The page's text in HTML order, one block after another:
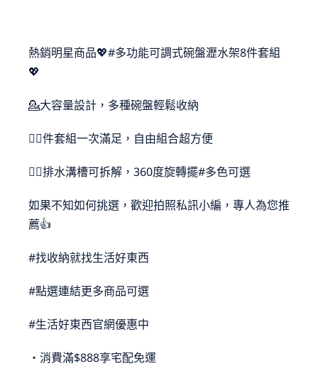
熱銷明星商品💖#多功能可調式碗盤瀝水架8件套組
💖
💁大容量設計，多種碗盤輕鬆收納
🙆‍♂️件套組一次滿足，自由組合超方便
💁‍♂️排水溝槽可拆解，360度旋轉擺#多色可選
如果不知如何挑選，歡迎拍照私訊小編，專人為您推
薦👍
#找收納就找生活好東西
#點選連結更多商品可選
#生活好東西官網優惠中
・消費滿$888享宅配免運
首頁
品牌總覽
關於我們